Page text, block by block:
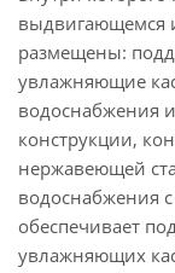
выдвигающемся
размещены:
увлажняющие
водоснабжения
конструкции,
нержавеющей
водоснабжения
обеспечивает
увлажняющих